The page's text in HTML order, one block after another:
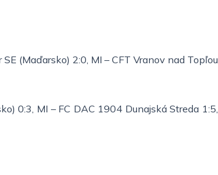
(Maďarsko) 2:0, MI – CFT Vranov nad Topľou
0:3, MI – FC DAC 1904 Dunajská Streda 1:5,